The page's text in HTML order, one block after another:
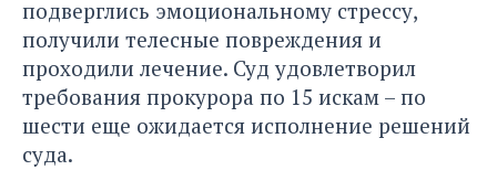
подверглись эмоциональному стрессу,
получили телесные повреждения и
проходили лечение. Суд удовлетворил
требования прокурора по 15 искам – по
шести еще ожидается исполнение решений
суда.